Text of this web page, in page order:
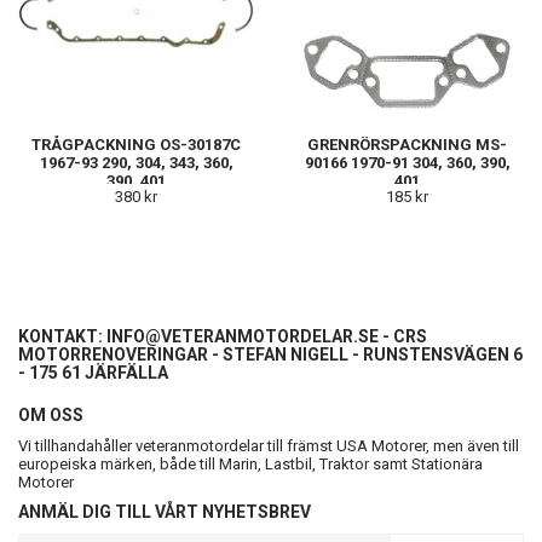
TRÅGPACKNING OS-30187C
1967-93 290, 304, 343, 360,
390, 401
380 kr
GRENRÖRSPACKNING MS-
90166 1970-91 304, 360, 390,
401
185 kr
KONTAKT: INFO@VETERANMOTORDELAR.SE - CRS
MOTORRENOVERINGAR - STEFAN NIGELL - RUNSTENSVÄGEN 6
- 175 61 JÄRFÄLLA
OM OSS
Vi tillhandahåller veteranmotordelar till främst USA Motorer, men även till
europeiska märken, både till Marin, Lastbil, Traktor samt Stationära
Motorer
ANMÄL DIG TILL VÅRT NYHETSBREV